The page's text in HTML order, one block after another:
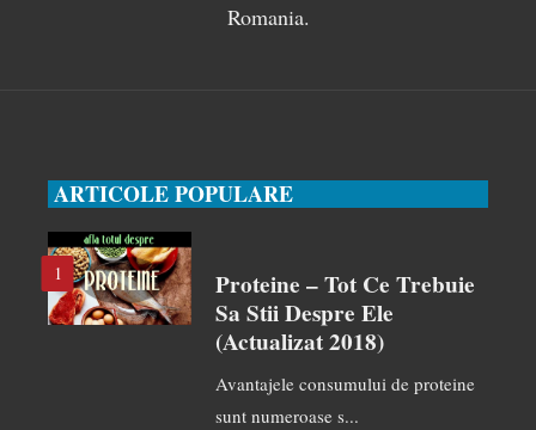
Romania.
ARTICOLE POPULARE
1
Proteine – Tot Ce Trebuie
Sa Stii Despre Ele
(actualizat 2018)
Avantajele consumului de proteine
sunt numeroase s...